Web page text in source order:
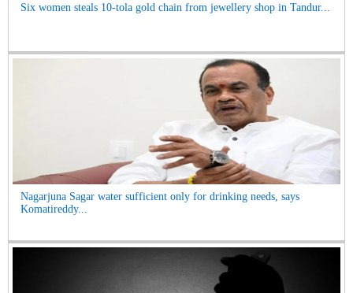
Six women steals 10-tola gold chain from jewellery shop in Tandur...
Nagarjuna Sagar water sufficient only for drinking needs, says
Komatireddy...